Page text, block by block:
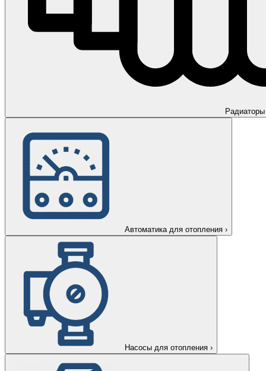
Радиаторы
Автоматика для отопления ›
Насосы для отопления ›